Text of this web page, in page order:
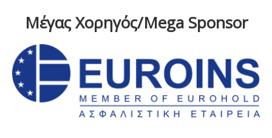
Μέγας Χορηγός/Mega Sponsor